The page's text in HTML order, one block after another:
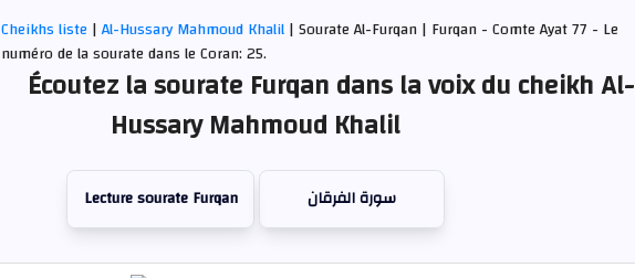
Cheikhs liste |Al-Hussary Mahmoud Khalil| Sourate Al-Furqan | Furqan - Comte Ayat 77 - Le
numéro de la sourate dans le Coran: 25.
Écoutez la sourate Furqan dans la voix du cheikh Al-
Hussary Mahmoud Khalil
Lecture sourate Furqan سورة الفرقان